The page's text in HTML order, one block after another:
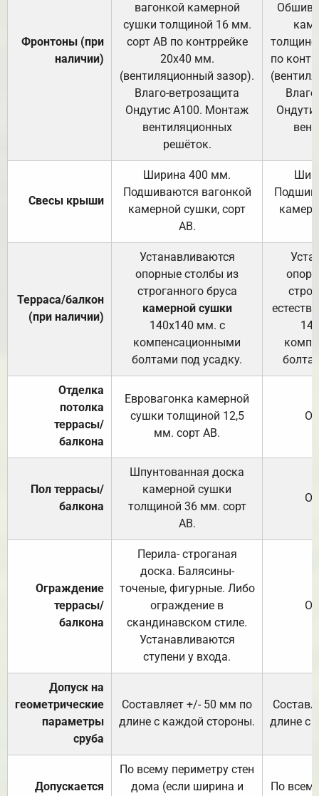
Фронтоны (при
наличии)
вагонкой камерной
сушки толщиной 16 мм.
сорт АВ по контррейке
20х40 мм.
(вентиляционный зазор).
Влаго-ветрозащита
Ондутис А100. Монтаж
вентиляционных
решёток.
по
Свесы крыши
Ширина 400 мм.
Подшиваются вагонкой
камерной сушки, сорт
АВ.
Терраса/балкон
(при наличии)
Устанавливаются
опорные столбы из
строганного бруса
камерной сушки
140х140 мм. с
компенсационными
болтами под усадку.
Отделка
потолка
террасы/
балкона
Евровагонка камерной
сушки толщиной 12,5
мм. сорт АВ.
Пол террасы/
балкона
Шпунтованная доска
камерной сушки
толщиной 36 мм. сорт
АВ.
Ограждение
террасы/
балкона
Перила- строганая
доска. Балясины-
точеные, фигурные. Либо
ограждение в
скандинавском стиле.
Устанавливаются
ступени у входа.
Допуск на
геометрические
параметры
сруба
Составляет +/- 50 мм по
длине с каждой стороны.
длине с
Допускается
По всему периметру стен
дома (если ширина и
По